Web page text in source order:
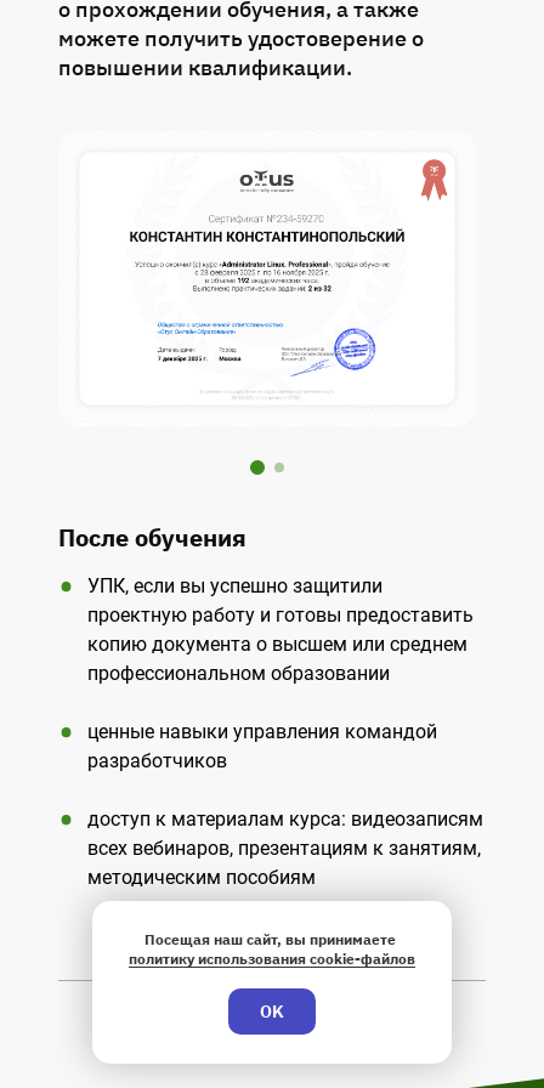
экспертами, а также акцент на Agile-
практиках. Минусов по сравнению с
другими курсами я не заметил - видно,
знания в области управления людьми и
процессами. Особенно полезными
оказались модули, посвящённые Agile: я
внедрил несколько новых практик в
работу команды. Курс прекрасный.
кто знает может даже удастся выбить
бюджеты на обучение.
о прохождении обучения, а также
можете получить удостоверение о
повышении квалификации.
После обучения
УПК, если вы успешно защитили
проектную работу и готовы предоставить
копию документа о высшем или среднем
профессиональном образовании
ценные навыки управления командой
разработчиков
доступ к материалам курса: видеозаписям
всех вебинаров, презентациям к занятиям,
методическим пособиям
Посещая наш сайт, вы принимаете
политику использования cookie-файлов
OK